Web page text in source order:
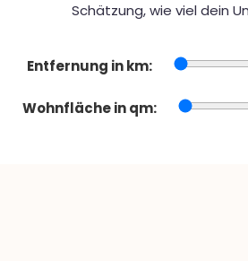
Schätzung, wie viel dein
Entfernung in km:
Wohnfläche in qm: